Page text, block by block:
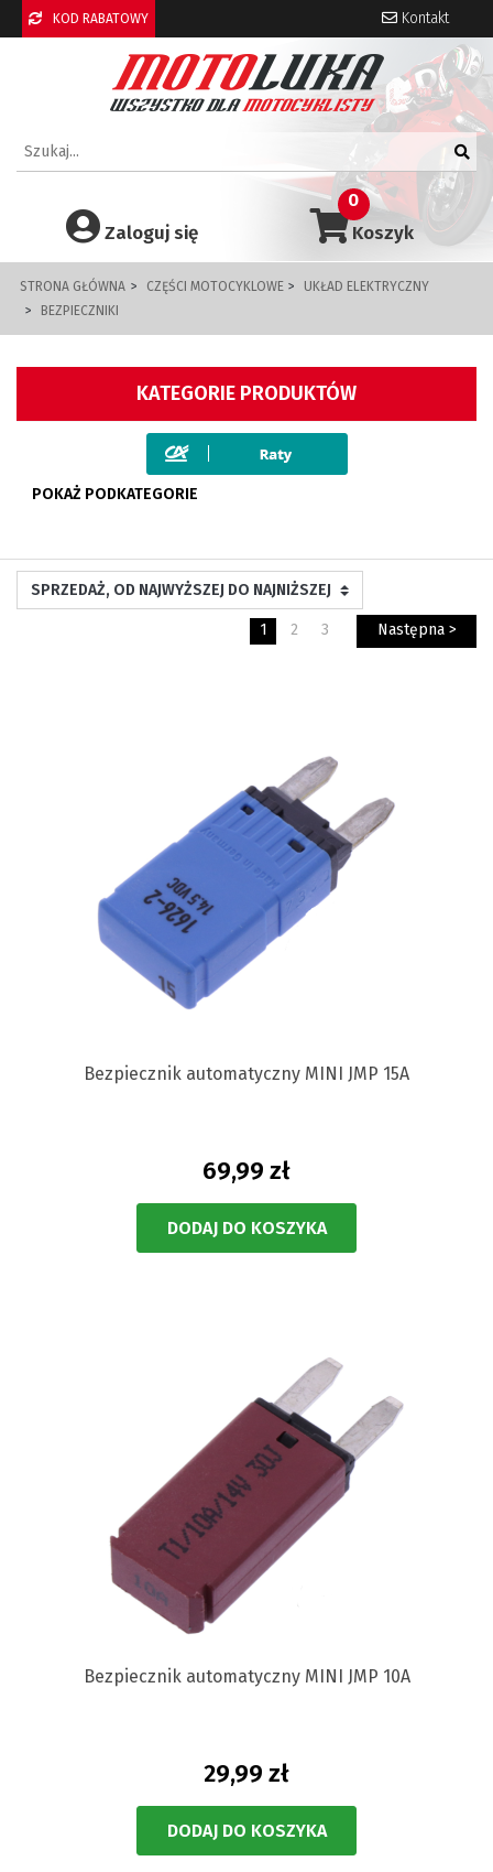
KOD RABATOWY Kontakt
Koszyk
0
Zaloguj się
STRONA GŁÓWNA CZĘŚCI MOTOCYKLOWE
UKŁAD ELEKTRYCZNY
BEZPIECZNIKI
KATEGORIE PRODUKTÓW
POKAŻ PODKATEGORIE
1 2 3 Następna >
Bezpiecznik automatyczny MINI JMP 15A
69,99 zł
DODAJ DO KOSZYKA
Bezpiecznik automatyczny MINI JMP 10A
29,99 zł
DODAJ DO KOSZYKA